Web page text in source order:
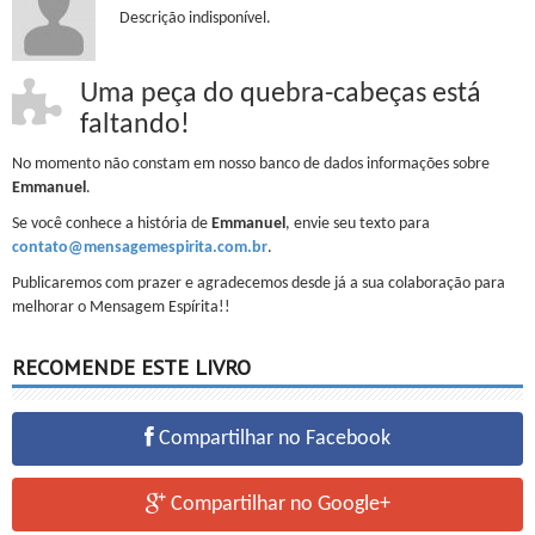
Descrição indisponível.
Uma peça do quebra-cabeças está
faltando!
No momento não constam em nosso banco de dados informações sobre
Emmanuel.
Se você conhece a história de Emmanuel, envie seu texto para
contato@mensagemespirita.com.br.
Publicaremos com prazer e agradecemos desde já a sua colaboração para
melhorar o Mensagem Espírita!!
RECOMENDE ESTE LIVRO
Compartilhar no Facebook
Compartilhar no Google+